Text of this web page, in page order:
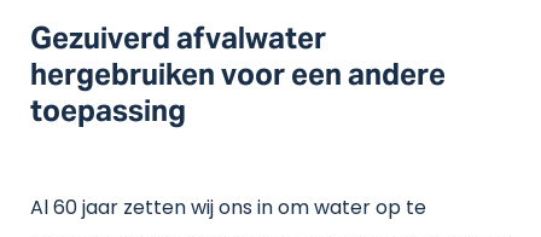
Gezuiverd afvalwater
hergebruiken voor een andere
toepassing
Al 60 jaar zetten wij ons in om water op te